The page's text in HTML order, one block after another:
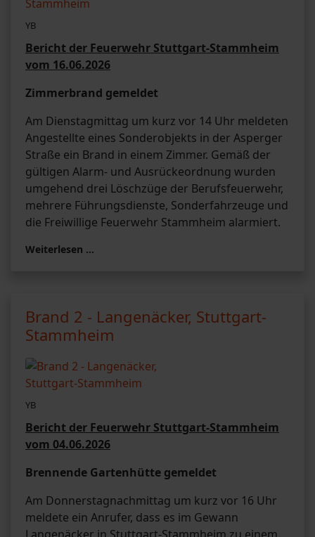
YB
Bericht der Feuerwehr Stuttgart-Stammheim
vom 16.06.2026
Zimmerbrand gemeldet
Am Dienstagmittag um kurz vor 14 Uhr meldeten
Angestellte eines Sonderobjekts in der Asperger
Straße ein Brand in einem Zimmer. Gemäß der
gültigen Alarm- und Ausrückeordnung wurden
umgehend drei Löschzüge der Berufsfeuerwehr,
mehrere Führungsdienste, Sonderfahrzeuge und
die Freiwillige Feuerwehr Stammheim alarmiert.
Weiterlesen …
Brand 2 - Langenäcker, Stuttgart-
Stammheim
YB
Bericht der Feuerwehr Stuttgart-Stammheim
vom 04.06.2026
Brennende Gartenhütte gemeldet
Am Donnerstagnachmittag um kurz vor 16 Uhr
meldete ein Anrufer, dass es im Gewann